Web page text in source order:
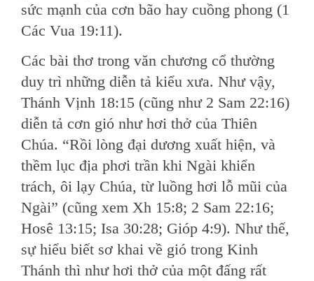
sức mạnh của cơn bão hay cuồng phong (1
Các Vua 19:11).
Các bài thơ trong văn chương cổ thường
duy trì những diễn tả kiểu xưa. Như vậy,
Thánh Vịnh 18:15 (cũng như 2 Sam 22:16)
diễn tả cơn gió như hơi thở của Thiên
Chúa. “Rồi lòng đại dương xuất hiện, và
thềm lục địa phơi trần khi Ngài khiển
trách, ôi lạy Chúa, từ luồng hơi lỗ mũi của
Ngài” (cũng xem Xh 15:8; 2 Sam 22:16;
Hosê 13:15; Isa 30:28; Gióp 4:9). Như thế,
sự hiểu biết sơ khai về gió trong Kinh
Thánh thì như hơi thở của một đấng rất